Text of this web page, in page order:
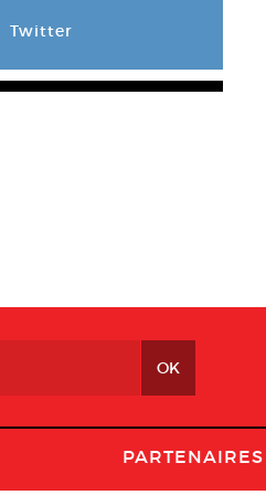
Twitter
PARTENAIRES